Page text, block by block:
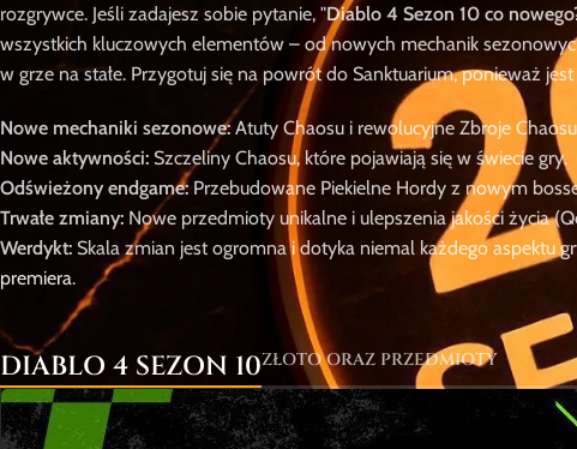
rozgrywce. Jeśli zadajesz sobie pytanie, "Diablo 4 Sezon 10 co
wszystkich kluczowych elementów – od nowych mechanik
w grze na stałe. Przygotuj się na powrót do Sanktuarium, ponieważ
Nowe mechaniki sezonowe:Atuty Chaosu i rewolucyjne Zbroje
Nowe aktywności: Szczeliny Chaosu, które pojawiają się w świecie gry.
Odświeżony endgame:Przebudowane Piekielne Hordy z nowym
Trwałe zmiany: Nowe przedmioty unikalne i ulepszenia jakości życia
Werdykt: Skala zmian jest ogromna i dotyka niemal każdego aspektu
premiera.
DIABLO 4 SEZON 10ZŁOTO ORAZ PRZEDMIOTY